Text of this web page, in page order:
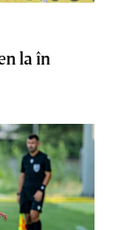
la în